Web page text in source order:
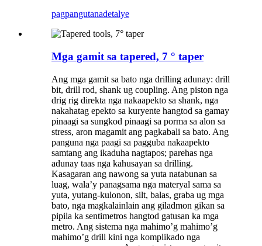
pagpangutanadetalye
Mga gamit sa tapered, 7 ° taper
Ang mga gamit sa bato nga drilling adunay: drill
bit, drill rod, shank ug coupling. Ang piston nga
drig rig direkta nga nakaapekto sa shank, nga
nakahatag epekto sa kuryente hangtod sa gamay
pinaagi sa sungkod pinaagi sa porma sa alon sa
stress, aron magamit ang pagkabali sa bato. Ang
panguna nga paagi sa pagguba nakaapekto
samtang ang ikaduha nagtapos; parehas nga
adunay taas nga kahusayan sa drilling.
Kasagaran ang nawong sa yuta natabunan sa
luag, wala’y panagsama nga materyal sama sa
yuta, yutang-kulonon, silt, balas, graba ug mga
bato, nga magkalainlain ang giladmon gikan sa
pipila ka sentimetros hangtod gatusan ka mga
metro. Ang sistema nga mahimo’g mahimo’g
mahimo’g drill kini nga komplikado nga